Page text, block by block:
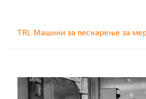
TRL Машини за пескарење за